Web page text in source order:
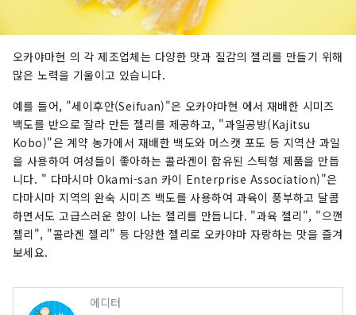
오카야마현 의 각 제조업체는 다양한 맛과 질감의 젤리를 만들기 위해
많은 노력을 기울이고 있습니다.
예를 들어, "세이후안(Seifuan)"은 오카야마현 에서 재배한 시미즈
백도를 반으로 잘라 만든 젤리를 제공하고, "과일공방(Kajitsu
Kobo)"은 계약 농가에서 재배한 백도와 머스캣 포도 등 지역산 과일
을 사용하여 여성들이 좋아하는 콜라겐이 함유된 스틱형 제품을 만듭
니다. " 다마시마 Okami-san 카이 Enterprise Association)"은
다마시마 지역의 완숙 시미즈 백도를 사용하여 과육이 풍부하고 달콤
하면서도 고급스러운 향이 나는 젤리를 만듭니다. "과육 젤리", "으깬
젤리", "콜라겐 젤리" 등 다양한 젤리로 오카야마 자랑하는 맛을 즐겨
보세요.
에디터